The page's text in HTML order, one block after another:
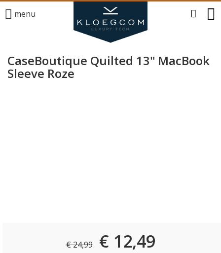
menu
CaseBoutique Quilted 13" MacBook
Sleeve Roze
€ 24,99 € 12,49